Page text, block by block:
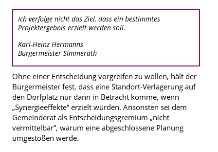
Ich verfolge nicht das Ziel, dass ein bestimmtes
Projektergebnis erzielt werden soll.
Karl-Heinz Hermanns
Bürgermeister Simmerath
Ohne einer Entscheidung vorgreifen zu wollen, hält der
Bürgermeister fest, dass eine Standort-Verlagerung auf
den Dorfplatz nur dann in Betracht komme, wenn
„Synergieeffekte“ erzielt würden. Ansonsten sei dem
Gemeinderat als Entscheidungsgremium „nicht
vermittelbar“, warum eine abgeschlossene Planung
umgestoßen werde.